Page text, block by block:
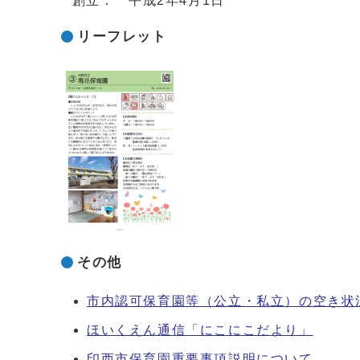
リーフレット
その他
市内認可保育園等（公立・私立）の空き状
ほいくえん通信「にこにこだより」